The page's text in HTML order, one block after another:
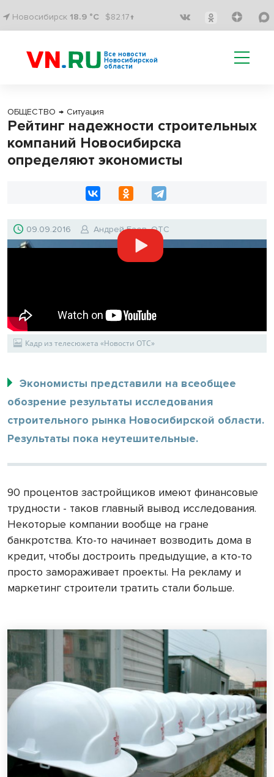
Новосибирск 18.9 °C $82.17↑
Все новости
Новосибирской
области
ОБЩЕСТВО → Ситуация
Рейтинг надежности строительных
компаний Новосибирска
определяют экономисты
09.09.2016 Андрей Баев, ОТС
Кадр из телесюжета «Новости ОТС»
Экономисты представили на всеобщее
обозрение результаты исследования
строительного рынка Новосибирской области.
Результаты пока неутешительные.
90 процентов застройщиков имеют финансовые
трудности - таков главный вывод исследования.
Некоторые компании вообще на гране
банкротства. Кто-то начинает возводить дома в
кредит, чтобы достроить предыдущие, а кто-то
просто замораживает проекты. На рекламу и
маркетинг строители тратить стали больше.